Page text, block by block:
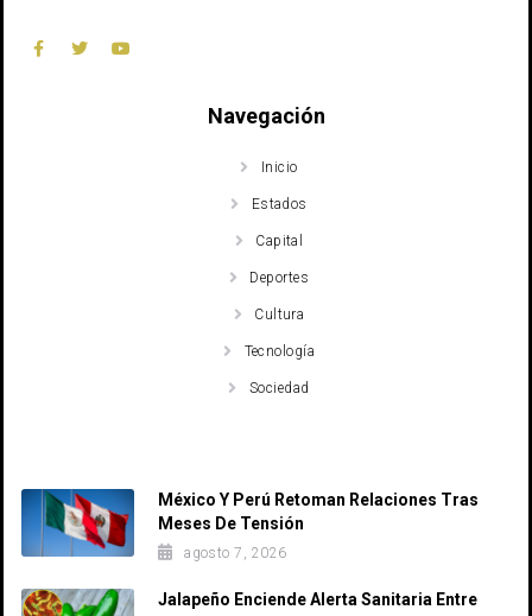
Navegación
Inicio
Estados
Capital
Deportes
Cultura
Tecnología
Sociedad
México Y Perú Retoman Relaciones Tras
Meses De Tensión
agosto 7, 2026
Jalapeño Enciende Alerta Sanitaria Entre